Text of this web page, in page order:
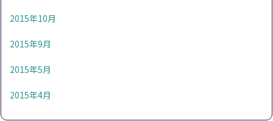
2015年10月
2015年9月
2015年5月
2015年4月